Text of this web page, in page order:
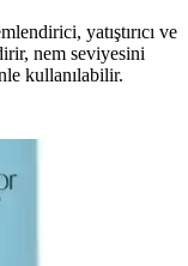
yatıştırıcı ve
nem seviyesini
kullanılabilir.